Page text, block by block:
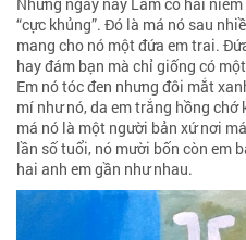
“cực khủng”. Đó là má nó sau
mang cho nó một đứa em trai.
hay đám bạn mà chỉ giống có
Em nó tóc đen nhưng đôi mắt
mí như nó, da em trắng hồng chớ
má nó là một người bản xứ nơi
lần số tuổi, nó mười bốn còn em
hai anh em gần như nhau.